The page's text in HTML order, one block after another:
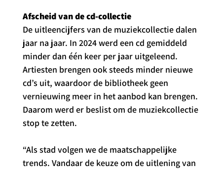
Afscheid van de cd-collectie
De uitleencijfers van de muziekcollectie dalen
jaar na jaar. In 2024 werd een cd gemiddeld
minder dan één keer per jaar uitgeleend.
Artiesten brengen ook steeds minder nieuwe
cd’s uit, waardoor de bibliotheek geen
vernieuwing meer in het aanbod kan brengen.
Daarom werd er beslist om de muziekcollectie
stop te zetten.
“Als stad volgen we de maatschappelijke
trends. Vandaar de keuze om de uitlening van